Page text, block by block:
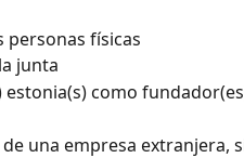
personas físicas
junta
estonia(s) como
una empresa extranjera,